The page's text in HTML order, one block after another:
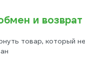
и возврат
товар, который не